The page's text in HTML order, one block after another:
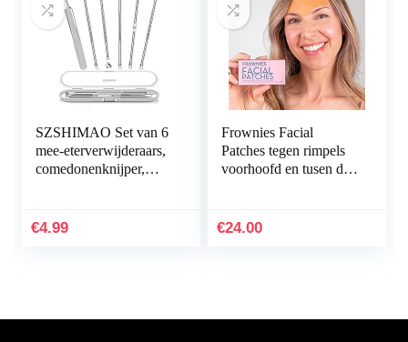
SZSHIMAO Set van 6
mee-eterverwijderaars,
comedonenknijper,
whiteheads voor…
€4.99
Frownies Facial
Patches tegen rimpels
voorhoofd en tusen de
€24.00